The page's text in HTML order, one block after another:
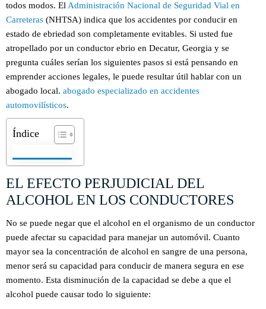
todos modos. El Administración Nacional de Seguridad Vial en
Carreteras (NHTSA) indica que los accidentes por conducir en
estado de ebriedad son completamente evitables. Si usted fue
atropellado por un conductor ebrio en Decatur, Georgia y se
pregunta cuáles serían los siguientes pasos si está pensando en
emprender acciones legales, le puede resultar útil hablar con un
abogado local. abogado especializado en accidentes
automovilísticos.
Índice
EL EFECTO PERJUDICIAL DEL
ALCOHOL EN LOS CONDUCTORES
No se puede negar que el alcohol en el organismo de un conductor
puede afectar su capacidad para manejar un automóvil. Cuanto
mayor sea la concentración de alcohol en sangre de una persona,
menor será su capacidad para conducir de manera segura en ese
momento. Esta disminución de la capacidad se debe a que el
alcohol puede causar todo lo siguiente: